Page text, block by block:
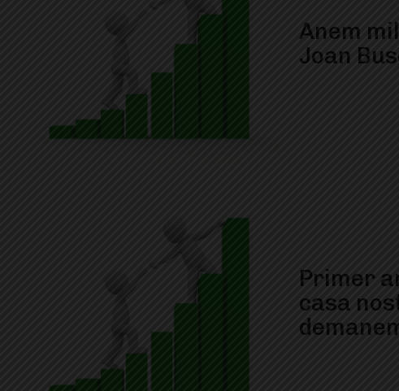
Anem
Joan
Primer
casa